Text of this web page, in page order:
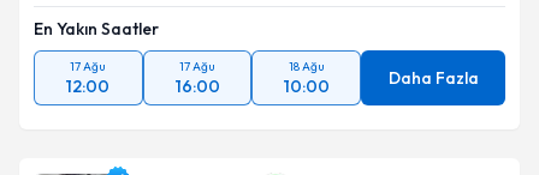
En Yakın Saatler
17 Ağu
12:00
17 Ağu
16:00
18 Ağu
10:00 Daha Fazla